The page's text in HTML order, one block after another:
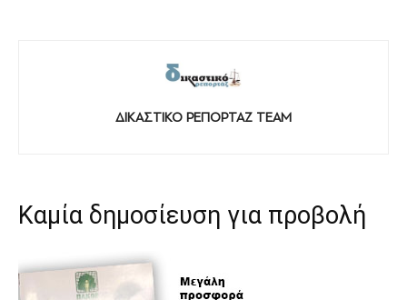
ΔΙΚΑΣΤΙΚΟ ΡΕΠΟΡΤΑΖ TEAM
Καμία δημοσίευση για προβολή